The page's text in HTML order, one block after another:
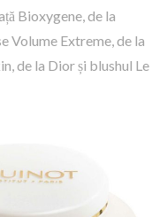
Bioxygene, de la
Volume Extreme, de la
de la Dior și blushul Le